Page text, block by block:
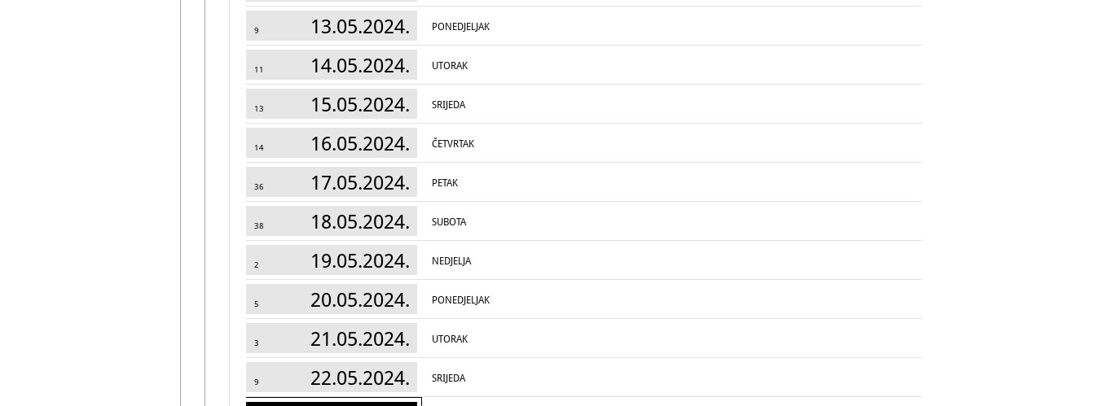
9 13.05.2024. PONEDJELJAK
11 14.05.2024. UTORAK
13 15.05.2024. SRIJEDA
14 16.05.2024. ČETVRTAK
36 17.05.2024. PETAK
38 18.05.2024. SUBOTA
2 19.05.2024. NEDJELJA
5 20.05.2024. PONEDJELJAK
3 21.05.2024. UTORAK
9 22.05.2024. SRIJEDA